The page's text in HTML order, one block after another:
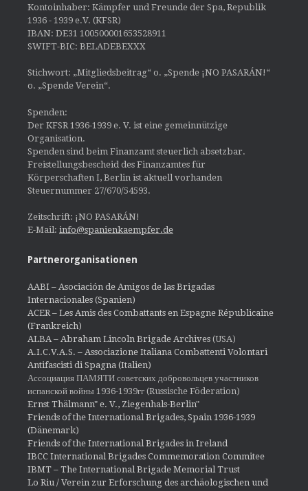
Kontoinhaber: Kämpfer und Freunde der Spa, Republik
1936 - 1939 e.V. (KFSR)
IBAN: DE31 100500001653528911
SWIFT-BIC: BELADEBEXXX
Stichwort: „Mitgliedsbeitrag“ o. „Spende ¡NO PASARÁN!“
o. „Spende Verein“.
Spenden:
Der KFSR 1936-1939 e. V. ist eine gemeinnützige
Organisation.
Spenden sind beim Finanzamt steuerlich absetzbar.
Freistellungsbescheid des Finanzamtes für
Körperschaften I, Berlin ist aktuell vorhanden
Steuernummer 27/670/54593.
Zeitschrift: ¡NO PASARÁN!
E-Mail: info@spanienkaempfer.de
Partnerorganisationen
AABI – Asociación de Amigos de las Brigadas
Internacionales (Spanien)
ACER – Les Amis des Combattants en Espagne Républicaine
(Frankreich)
ALBA – Abraham Lincoln Brigade Archives (USA)
A.I.C.V.A.S. – Associazione Italiana Combattenti Volontari
Antifascisti di Spagna (Italien)
Ассоциация ПАМЯТИ советских добровольцев участников
испанской войны 1936-1939гг (Russische Föderation)
Ernst Thälmann" e. V., Ziegenhals-Berlin"
Friends of the International Brigades, Spain 1936-1939
(Dänemark)
Friends of the International Brigades in Ireland
IBCC International Brigades Commemoration Commitee
IBMT – The International Brigade Memorial Trust
Lo Riu / Verein zur Erforschung des archäologischen und